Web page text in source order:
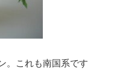
。これも南国系です